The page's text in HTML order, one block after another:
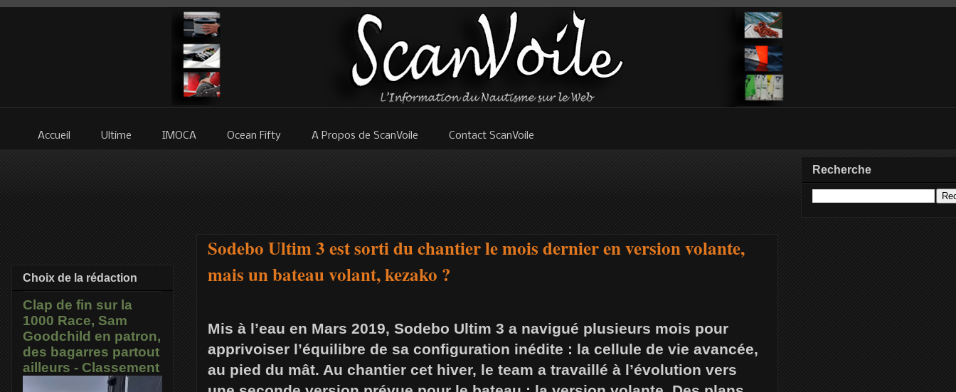
Accueil Ultime IMOCA Ocean Fifty A Propos de ScanVoile Contact ScanVoile
Sodebo Ultim 3 est sorti du chantier le mois dernier en version volante,
mais un bateau volant, kezako ?
Mis à l’eau en Mars 2019, Sodebo Ultim 3 a navigué plusieurs mois pour
apprivoiser l’équilibre de sa configuration inédite : la cellule de vie avancée,
au pied du mât. Au chantier cet hiver, le team a travaillé à l’évolution vers
Choix de la rédaction
Clap de fin sur la
1000 Race, Sam
Goodchild en patron,
des bagarres partout
ailleurs - Classement
Recherche